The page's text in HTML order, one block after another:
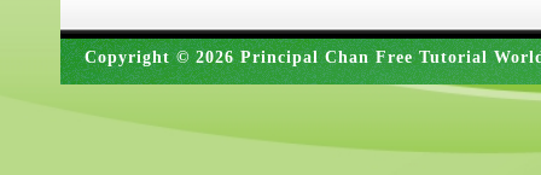
Copyright © 2026 Principal Chan Free Tutorial